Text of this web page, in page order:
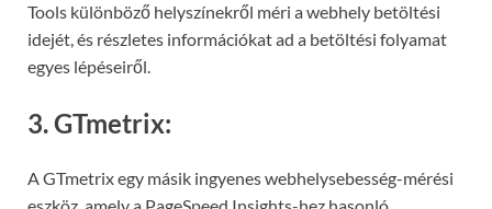
Tools különböző helyszínekről méri a webhely betöltési
idejét, és részletes információkat ad a betöltési folyamat
egyes lépéseiről.
3. GTmetrix:
A GTmetrix egy másik ingyenes webhelysebesség-mérési
eszköz, amely a PageSpeed Insights-hez hasonló